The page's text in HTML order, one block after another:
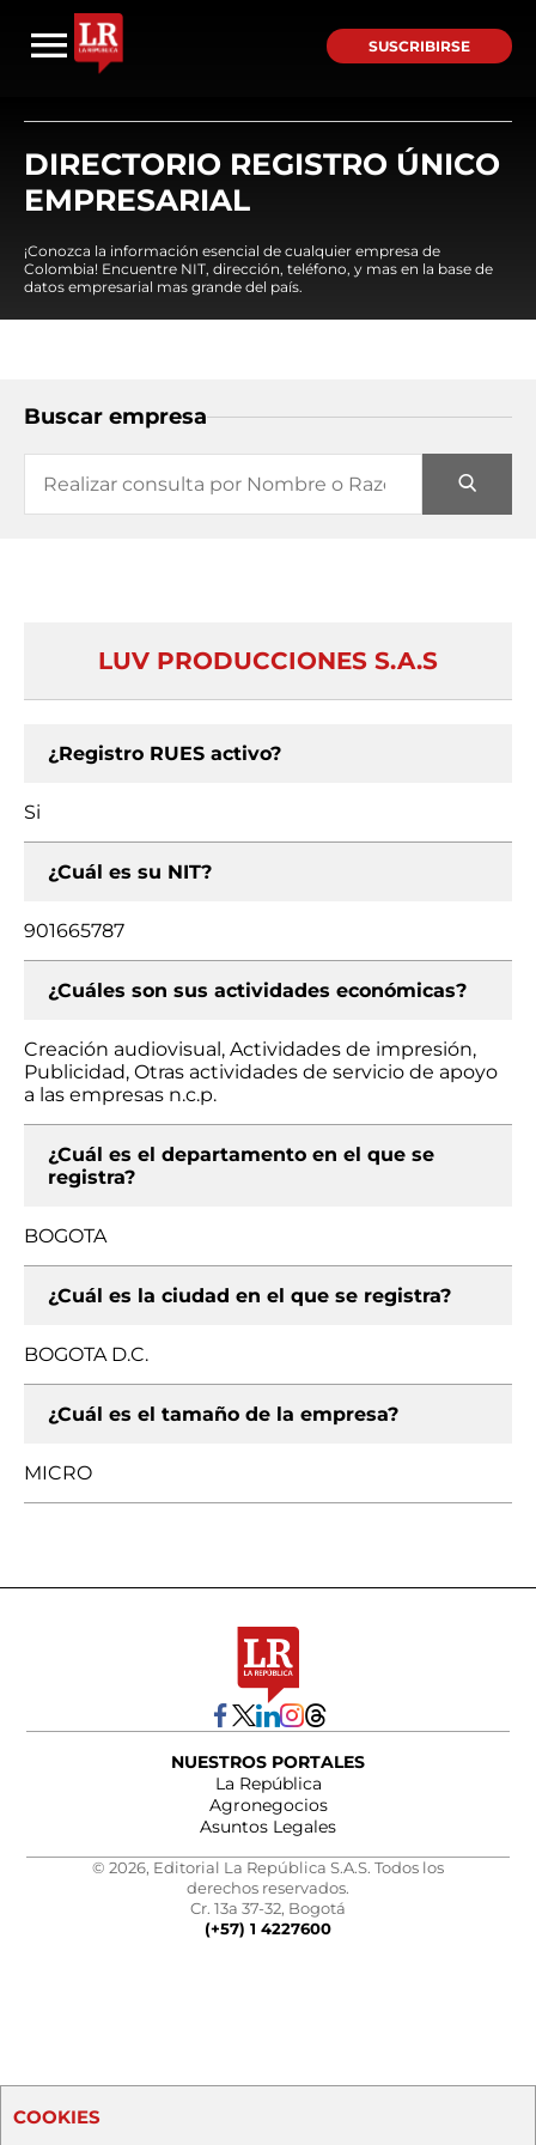
SUSCRIBIRSE
DIRECTORIO REGISTRO ÚNICO
EMPRESARIAL
¡Conozca la información esencial de cualquier empresa de
Colombia! Encuentre NIT, dirección, teléfono, y mas en la base de
datos empresarial mas grande del país.
Buscar empresa
LUV PRODUCCIONES S.A.S
¿Registro RUES activo?
Si
¿Cuál es su NIT?
901665787
¿Cuáles son sus actividades económicas?
Creación audiovisual, Actividades de impresión,
Publicidad, Otras actividades de servicio de apoyo
a las empresas n.c.p.
¿Cuál es el departamento en el que se
registra?
BOGOTA
¿Cuál es la ciudad en el que se registra?
BOGOTA D.C.
¿Cuál es el tamaño de la empresa?
MICRO
NUESTROS PORTALES
La República
Agronegocios
Asuntos Legales
© 2026, Editorial La República S.A.S. Todos los
derechos reservados.
Cr. 13a 37-32, Bogotá
(+57) 1 4227600
COOKIES